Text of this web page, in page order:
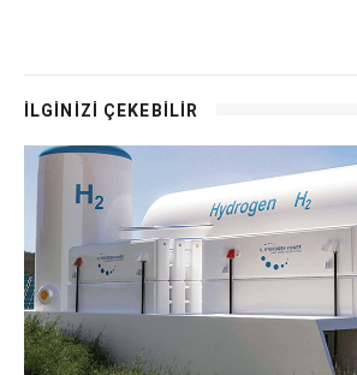
İLGİNİZİ ÇEKEBİLİR